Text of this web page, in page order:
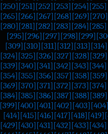
[250] [251] [252] [253] [254] [255]
[265] [266] [267] [268] [269] [270]
[280] [281] [282] [283] [284] [285]
[295] [296] [297] [298] [299]
[309] [310] [311] [312] [313] [314]
[324] [325] [326] [327] [328] [329]
[339] [340] [341] [342] [343] [344]
[354] [355] [356] [357] [358] [359]
[369] [370] [371] [372] [373] [374]
[384] [385] [386] [387] [388] [389]
[399] [400] [401] [402] [403]
[414] [415] [416] [417] [418] [419]
[429] [430] [431] [432] [433] [434]